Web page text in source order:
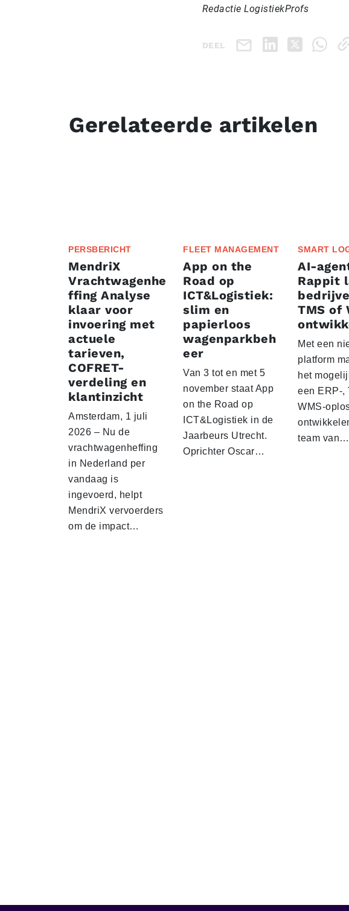
Redactie LogistiekProfs
DEEL
Gerelateerde artikelen
PERSBERICHT
MendriX
Vrachtwagenhe
ffing Analyse
klaar voor
invoering met
actuele
tarieven,
COFRET-
verdeling en
klantinzicht
Amsterdam, 1 juli
2026 – Nu de
vrachtwagenheffing
in Nederland per
vandaag is
ingevoerd, helpt
MendriX vervoerders
om de impact…
FLEET MANAGEMENT
App on the
Road op
ICT&Logistiek:
slim en
papierloos
wagenparkbeh
eer
Van 3 tot en met 5
november staat App
on the Road op
ICT&Logistiek in de
Jaarbeurs Utrecht.
Oprichter Oscar…
SMART
AI-
Rappit
TMS of
Met een
platform
het
een ERP-,
WMS-
team van…